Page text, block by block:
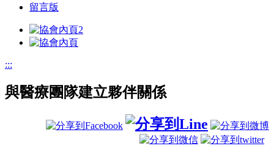
留言版
:::
與醫療團隊建立夥伴關係